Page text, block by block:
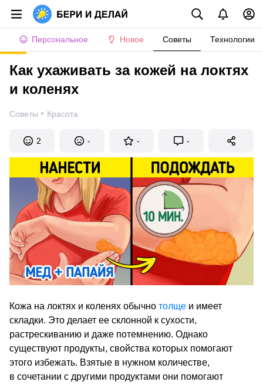
Персональное Новое Советы Технологии
Как ухаживать за кожей на локтях
и коленях
Советы · Красота
2 - - -
Кожа на локтях и коленях обычно толще и имеет
складки. Это делает ее склонной к сухости,
растрескиванию и даже потемнению. Однако
существуют продукты, свойства которых помогают
этого избежать. Взятые в нужном количестве,
в сочетании с другими продуктами они помогают